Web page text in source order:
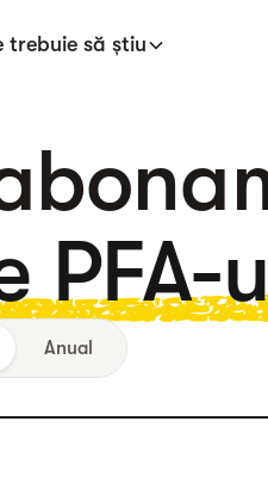
trebuie să știu
PFA-
Anual